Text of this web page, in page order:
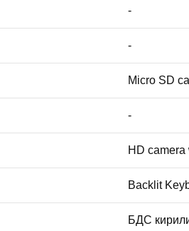
-
-
Micro SD
-
HD
Backlit
БДС